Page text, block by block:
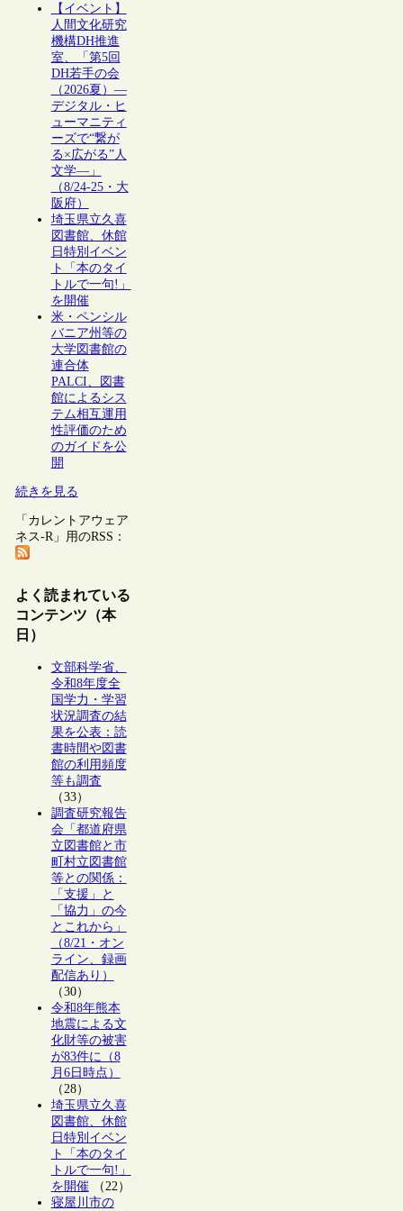
【イベント】
人間文化研究
機構DH推進
室、「第5回
DH若手の会
（2026夏）―
デジタル・ヒ
ューマニティ
ーズで“繋が
る×広がる”人
文学―」
（8/24-25・大
阪府）
埼玉県立久喜
図書館、休館
日特別イベン
ト「本のタイ
トルで一句!」
を開催
米・ペンシル
バニア州等の
大学図書館の
連合体
PALCI、図書
館によるシス
テム相互運用
性評価のため
のガイドを公
開
続きを見る
「カレントアウェア
ネス-R」用のRSS：
よく読まれている
コンテンツ（本
日）
文部科学省、
令和8年度全
国学力・学習
状況調査の結
果を公表：読
書時間や図書
館の利用頻度
等も調査
（33）
調査研究報告
会「都道府県
立図書館と市
町村立図書館
等との関係：
「支援」と
「協力」の今
とこれから」
（8/21・オン
ライン、録画
配信あり）
（30）
令和8年熊本
地震による文
化財等の被害
が83件に（8
月6日時点）
（28）
埼玉県立久喜
図書館、休館
日特別イベン
ト「本のタイ
トルで一句!」
を開催（22）
寝屋川市の